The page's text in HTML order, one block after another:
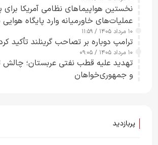
نخستین هواپیماهای نظامی آمریکا برای
عملیات‌های خاورمیانه وارد پایگاه هوایی
شدند
۱۰ مرداد ۱۴۰۵ / ۱۱:۵۹
ترامپ دوباره بر تصاحب گرینلند تأکید
۱۰ مرداد ۱۴۰۵ / ۰۹:۰۵
تهدید علیه قطب نفتی عربستان؛ چالش
و جمهوری‌خواهان
پربازدید